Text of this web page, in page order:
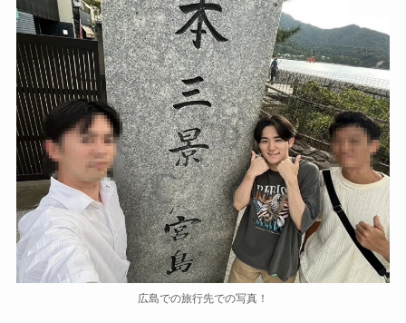
広島での旅行先での写真！​